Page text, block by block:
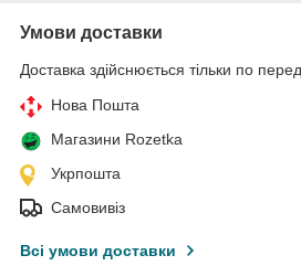
Умови доставки
Доставка здійснюється тільки по
Нова Пошта
Магазини Rozetka
Укрпошта
Самовивіз
Всі умови доставки